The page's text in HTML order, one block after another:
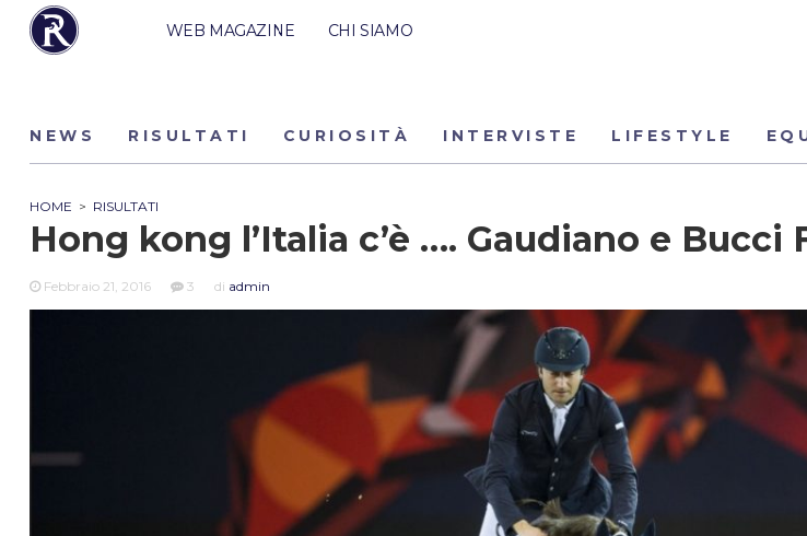
WEB MAGAZINE CHI SIAMO
NEWS RISULTATI CURIOSITÀ INTERVISTE LIFESTYLE
HOME > RISULTATI
Hong kong l’Italia c’è …. Gaudiano e Bucci
Febbraio 21, 2016 3 di admin